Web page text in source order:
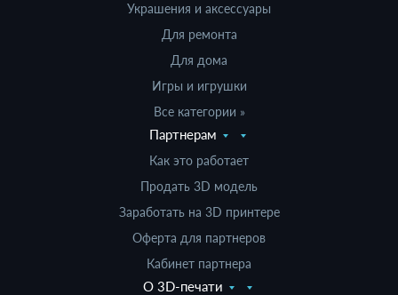
Украшения и аксессуары
Для ремонта
Для дома
Игры и игрушки
Все категории »
Партнерам
Как это работает
Продать 3D модель
Заработать на 3D принтере
Оферта для партнеров
Кабинет партнера
О 3D-печати